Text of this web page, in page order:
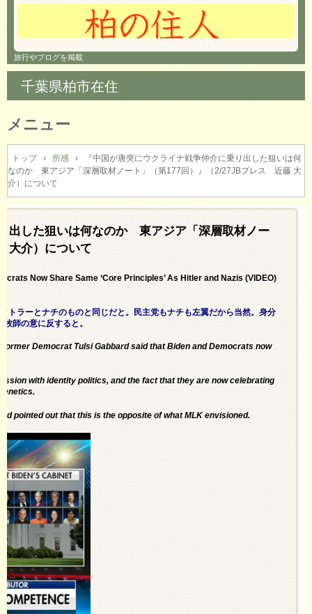
旅行やブログを掲載
千葉県柏市在住
メニュー
コ
ン
テ
ン
ス
キ
プ
トップ › 所感 ›
『中国が唐突にウクライナ戦争仲介に乗り出した狙いは何
なのか 東アジア「深層取材ノート」（第177回）』（2/27JBプレス 近藤 大
介）について
出した狙いは何なのか 東アジア「深層取材ノー
大介）について
Now Share Same ‘Core Principles’ As Hitler and Nazis (VIDEO)
トラーとナチのものと同じだと。民主党もナチも左翼だから当然。身分
師の意に反すると。
Democrat Tulsi Gabbard said that Biden and Democrats now
with identity politics, and the fact that they are now celebrating
pointed out that this is the opposite of what MLK envisioned.